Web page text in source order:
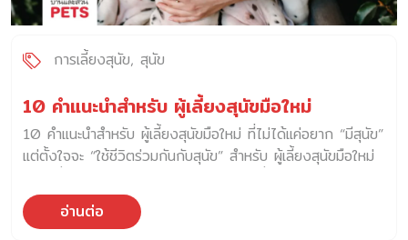
การเลี้ยงสุนัข สุนัข
10 คำแนะนำสำหรับ ผู้เลี้ยงสุนัขมือใหม่
10 คำแนะนำสำหรับ ผู้เลี้ยงสุนัขมือใหม่ ที่ไม่ได้แค่อยาก “มีสุนัข”
แต่ตั้งใจจะ “ใช้ชีวิตร่วมกันกับสุนัข” สำหรับ ผู้เลี้ยงสุนัขมือใหม่
ครอบครัว การพิจารณาปัจจัยต่าง ๆ อย่างรอบด้าน จะช่วยให้
เรามอบชีวิตที่มีคุณภาพให้กับพวกเขาได้ตลอดชีวิต เรามาลอง
อ่านต่อ